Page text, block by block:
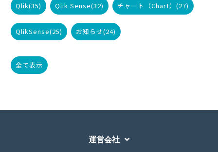
Qlik(35) Qlik Sense(32) チャート（Chart） (27)
QlikSense(25) お知らせ(24)
全て表示
運営会社